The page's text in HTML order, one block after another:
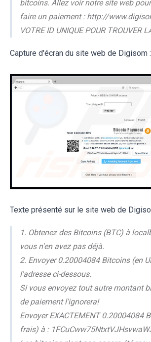
bitcoins. Allez voir notre site web
faire un paiement : http://
VOTRE ID UNIQUE POUR TROUVER
Capture d'écran du site web de Digisom :
Texte présenté sur le site web de
1. Obtenez des Bitcoins (BTC) à
vous n'en avez pas déjà.
2. Envoyer 0.20004084 Bitcoins (en
l'adresse ci-dessous.
Si vous envoyez tout autre montant
de paiement l'ignorera!
Envoyer EXACTEMENT 0.20004084
frais) à :